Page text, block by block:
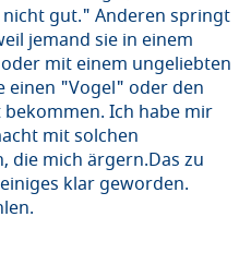
gut." Anderen springt
jemand sie in einem
mit einem ungeliebten
einen "Vogel" oder den
Ich habe mir
mit solchen
die mich ärgern.Das zu
klar geworden.